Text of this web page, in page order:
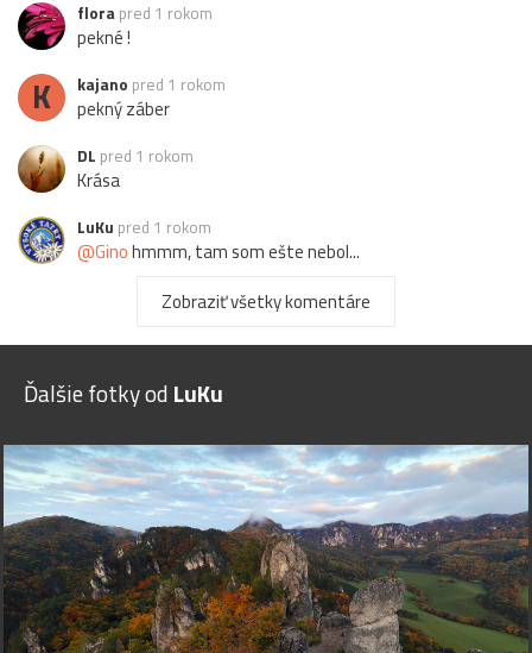
flora pred 1 rokom
pekné !
K kajano pred 1 rokom
pekný záber
DL pred 1 rokom
Krása
LuKu pred 1 rokom
@Ginohmmm, tam som ešte nebol...
pred 1 rokom
Z Super...
Zobraziť všetky komentáre
Ďalšie fotky od LuKu